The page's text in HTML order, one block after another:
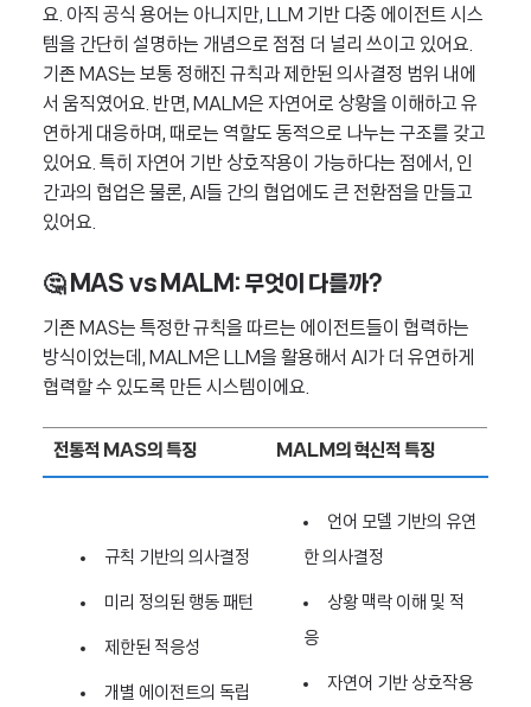
요. 아직 공식 용어는 아니지만, LLM 기반 다중 에이전트 시스
템을 간단히 설명하는 개념으로 점점 더 널리 쓰이고 있어요.
기존 MAS는 보통 정해진 규칙과 제한된 의사결정 범위 내에
서 움직였어요. 반면, MALM은 자연어로 상황을 이해하고 유
연하게 대응하며, 때로는 역할도 동적으로 나누는 구조를 갖고
있어요. 특히 자연어 기반 상호작용이 가능하다는 점에서, 인
간과의 협업은 물론, AI들 간의 협업에도 큰 전환점을 만들고
있어요.
🤔MAS vs MALM: 무엇이 다를까?
기존 MAS는 특정한 규칙을 따르는 에이전트들이 협력하는
방식이었는데, MALM은 LLM을 활용해서 AI가 더 유연하게
협력할 수 있도록 만든 시스템이에요.
전통적 MAS의 특징 MALM의 혁신적 특징
규칙 기반의 의사결정
미리 정의된 행동 패턴
제한된 적응성
개별 에이전트의 독립
언어 모델 기반의 유연
한 의사결정
상황 맥락 이해 및 적
응
자연어 기반 상호작용